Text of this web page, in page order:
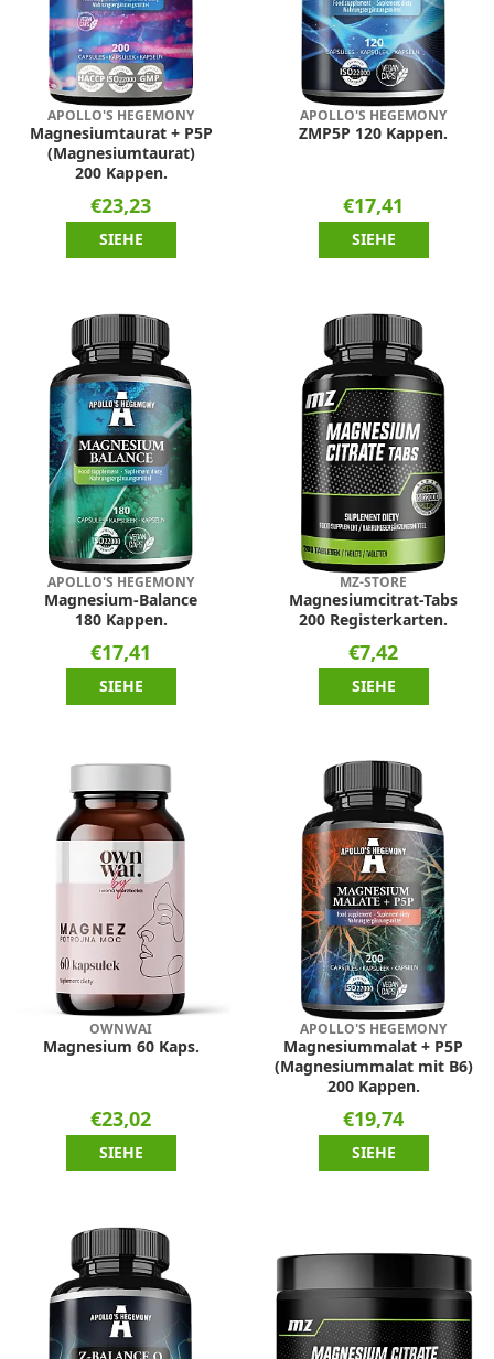
APOLLO'S HEGEMONY
Magnesiumtaurat + P5P
(Magnesiumtaurat)
200 Kappen.
€23,23
SIEHE
APOLLO'S HEGEMONY
ZMP5P 120 Kappen.
€17,41
SIEHE
APOLLO'S HEGEMONY
Magnesium-Balance
180 Kappen.
€17,41
SIEHE
MZ-STORE
Magnesiumcitrat-Tabs
200 Registerkarten.
€7,42
SIEHE
OWNWAI
Magnesium 60 Kaps.
€23,02
SIEHE
APOLLO'S HEGEMONY
Magnesiummalat + P5P
(Magnesiummalat mit B6)
200 Kappen.
€19,74
SIEHE